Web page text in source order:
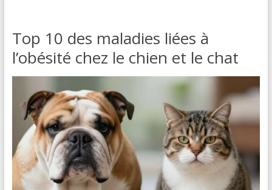
Top 10 des maladies liées à
l’obésité chez le chien et le chat